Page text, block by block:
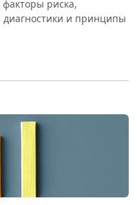
риска,
и принципы